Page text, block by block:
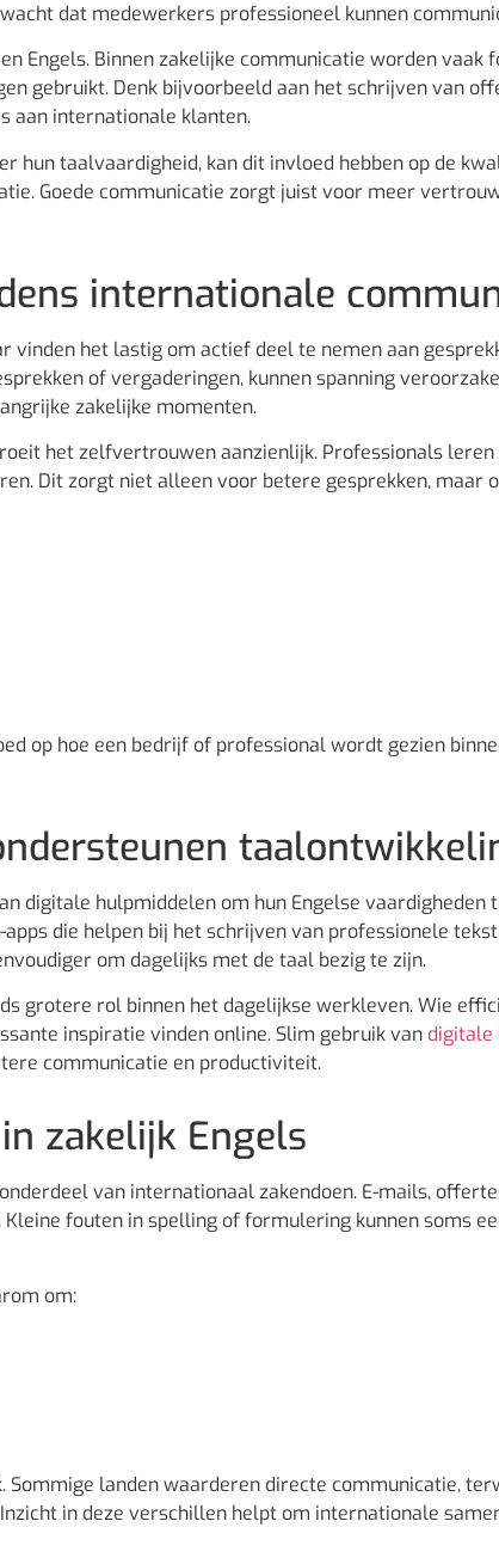
dat medewerkers professioneel kunnen
Engels. Binnen zakelijke communicatie worden vaak
gebruikt. Denk bijvoorbeeld aan het schrijven van
aan internationale klanten.
hun taalvaardigheid, kan dit invloed hebben op de
Goede communicatie zorgt juist voor meer
internationale
vinden het lastig om actief deel te nemen aan
of vergaderingen, kunnen spanning
zakelijke momenten.
het zelfvertrouwen aanzienlijk. Professionals
Dit zorgt niet alleen voor betere gesprekken, maar
op hoe een bedrijf of professional wordt gezien
digitale hulpmiddelen om hun Engelse vaardigheden
die helpen bij het schrijven van professionele
om dagelijks met de taal bezig te zijn.
grotere rol binnen het dagelijkse werkleven. Wie
inspiratie vinden online. Slim gebruik van digitale
communicatie en productiviteit.
zakelijk Engels
van internationaal zakendoen. E-mails,
fouten in spelling of formulering kunnen soms
om:
landen waarderen directe communicatie,
in deze verschillen helpt om internationale